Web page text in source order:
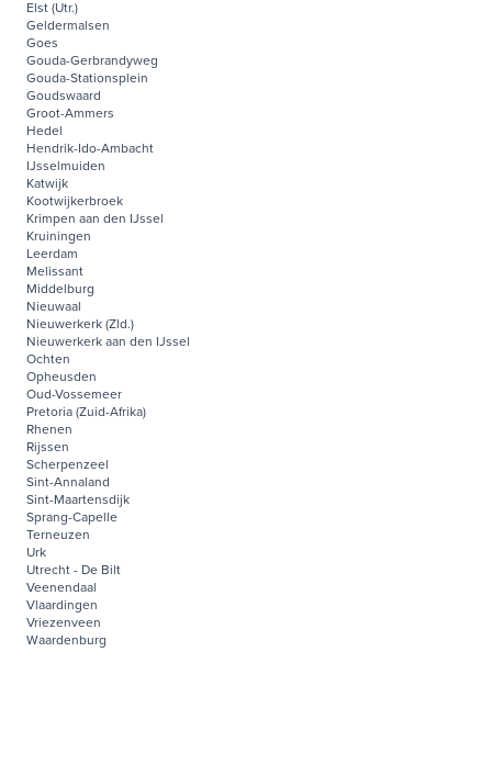
Elst (Utr.)
Geldermalsen
Goes
Gouda-Gerbrandyweg
Gouda-Stationsplein
Goudswaard
Groot-Ammers
Hedel
Hendrik-Ido-Ambacht
IJsselmuiden
Katwijk
Kootwijkerbroek
Krimpen aan den IJssel
Kruiningen
Leerdam
Melissant
Middelburg
Nieuwaal
Nieuwerkerk (Zld.)
Nieuwerkerk aan den IJssel
Ochten
Opheusden
Oud-Vossemeer
Pretoria (Zuid-Afrika)
Rhenen
Rijssen
Scherpenzeel
Sint-Annaland
Sint-Maartensdijk
Sprang-Capelle
Terneuzen
Urk
Utrecht - De Bilt
Veenendaal
Vlaardingen
Vriezenveen
Waardenburg